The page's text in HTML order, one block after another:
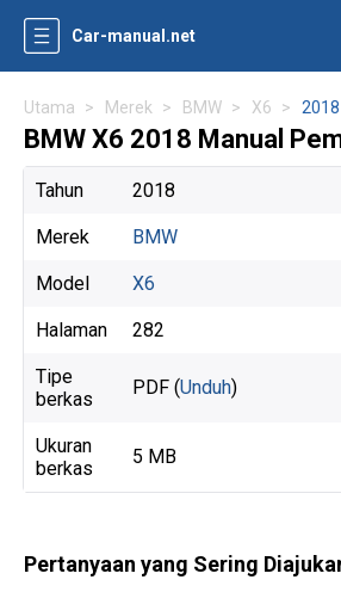
Car-manual.net
Utama Merek BMW X6 2018
BMW X6 2018 Manual
Tahun 2018
Merek BMW
Model X6
Halaman 282
Tipe
berkas
PDF (Unduh)
Ukuran
berkas
5 MB
Pertanyaan yang Sering